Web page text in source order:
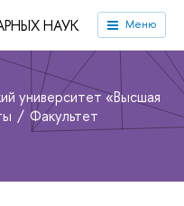
НАУК Меню
университет «Высшая
Факультет